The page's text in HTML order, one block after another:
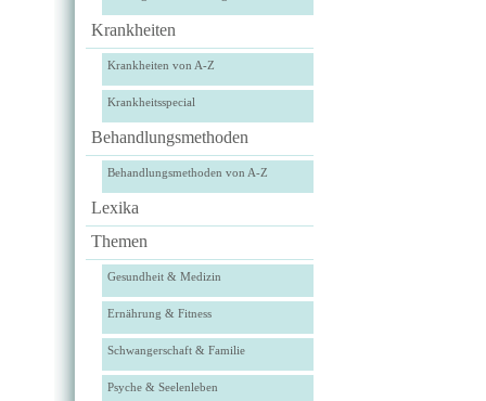
Krankheiten
Krankheiten von A-Z
Krankheitsspecial
Behandlungsmethoden
Behandlungsmethoden von A-Z
Lexika
Themen
Gesundheit & Medizin
Ernährung & Fitness
Schwangerschaft & Familie
Psyche & Seelenleben